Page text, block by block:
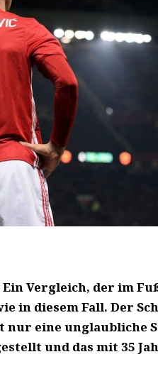
Vergleich, der im
in diesem Fall. Der
eine unglaubliche
und das mit 35